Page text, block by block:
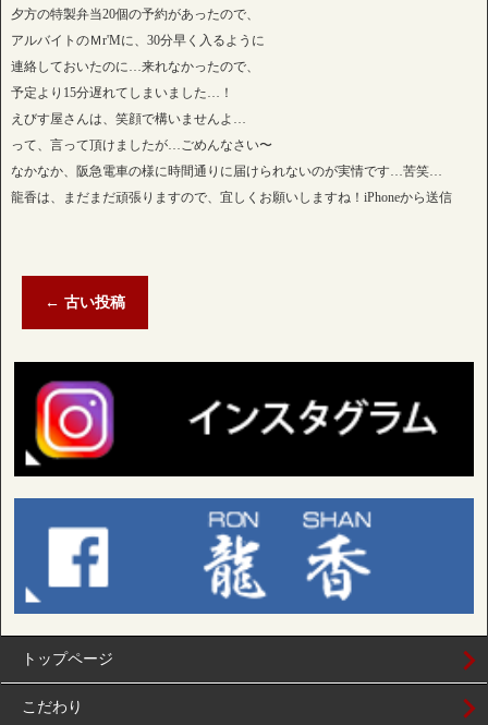
夕方の特製弁当20個の予約があったので、
アルバイトのＭr'Mに、30分早く入るように
連絡しておいたのに…来れなかったので、
予定より15分遅れてしまいました…！
えびす屋さんは、笑顔で構いませんよ…
って、言って頂けましたが…ごめんなさい〜
なかなか、阪急電車の様に時間通りに届けられないのが実情です…苦笑…
龍香は、まだまだ頑張りますので、宜しくお願いしますね！iPhoneから送信
← 古い投稿
トップページ
こだわり